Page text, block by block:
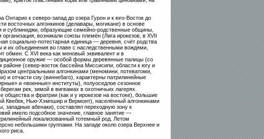
Онтарио к северо-запад до озера Гурон и к юго-Восток до
восточных алгонкинов (делавары, могикане) в основе
сублиниджи, образующие семейно-родственные общины,
возникали союзы племён (Лига ирокезов, в XVII
социально-потестарная единица — деревня, счёт родства
их объединения во главе с наследственными вождями,
обмен. С XVI века как меновый эквивалент и в
оружие — особой формы деревянные палицы (со
(север-восток бассейна Миссисипи, области к югу и
центральными алгонкинами (меномини, потеватоми,
и отчасти сиу (виннебаго), характерны патрилинейные
и «военные» институты), полуоседлое сезонное
рек, зимой в вигвамах в охотничьих лагерях.
и фратрии (как и у ирокезов на востоке), большие
Квебек, Нью-Хэмпшир и Вермонт), населённый алгонкинами
западные абенаки), составлял переходную зону к
имело подсобное значение, главное занятие —
локализованный тотемный род. Летом
небольшими группами. На западе около озера Верхнее и
риса.